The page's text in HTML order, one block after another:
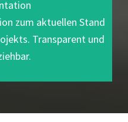
zum aktuellen Stand
Transparent und